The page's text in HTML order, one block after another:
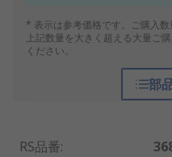
* 表示は参考価格です。ご購入数
上記数量を大きく超える大量ご
ください。
部
RS品番: